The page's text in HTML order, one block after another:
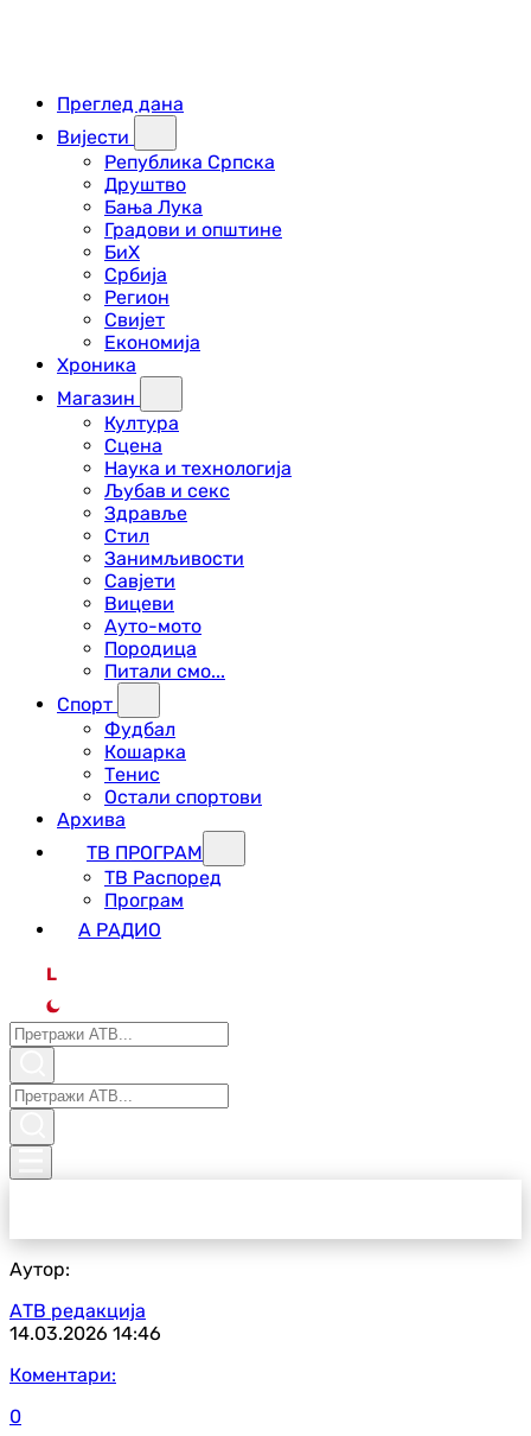
Преглед дана
Вијести
Република Српска
Друштво
Бања Лука
Градови и општине
БиХ
Србија
Регион
Свијет
Економија
Хроника
Магазин
Култура
Сцена
Наука и технологија
Љубав и секс
Здравље
Стил
Занимљивости
Савјети
Вицеви
Ауто-мото
Породица
Питали смо...
Спорт
Фудбал
Кошарка
Тенис
Остали спортови
Архива
ТВ ПРОГРАМ
ТВ Распоред
Програм
А РАДИО
L
Аутор:
АТВ редакција
14.03.2026 14:46
Коментари:
0